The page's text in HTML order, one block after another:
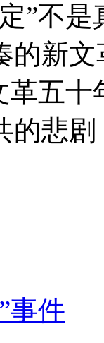
”不
的新
革五
的悲
件